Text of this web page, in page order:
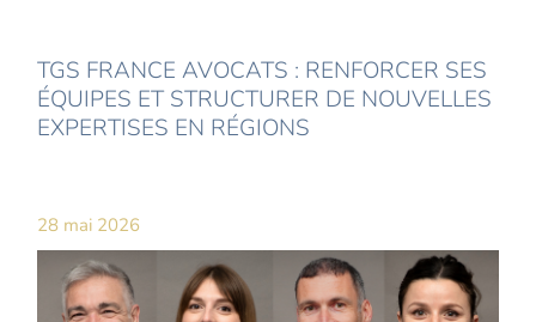
TGS FRANCE AVOCATS : RENFORCER SES
ÉQUIPES ET STRUCTURER DE NOUVELLES
EXPERTISES EN RÉGIONS
28 mai 2026